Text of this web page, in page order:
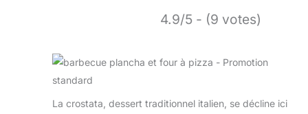
4.9/5 - (9 votes)
La crostata, dessert traditionnel italien, se décline ici